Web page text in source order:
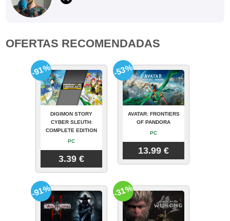
OFERTAS RECOMENDADAS
DIGIMON STORY
CYBER SLEUTH:
COMPLETE EDITION
PC
3.39 €
-91%
AVATAR: FRONTIERS
OF PANDORA
PC
13.99 €
-53%
-91% -31%